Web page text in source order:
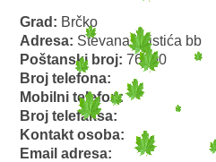
Grad: Brčko
Adresa: Stevana Hristića bb
Poštanski broj:76100
Broj telefona:
Mobilni telefon:
Broj telefaksa:
Kontakt osoba:
Email adresa: